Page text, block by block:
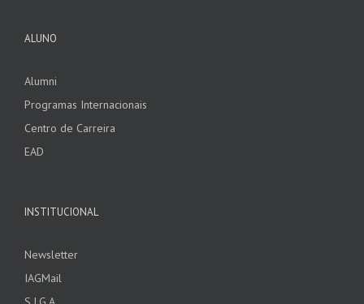
ALUNO
Alumni
Programas Internacionais
Centro de Carreira
EAD
INSTITUCIONAL
Newsletter
IAGMail